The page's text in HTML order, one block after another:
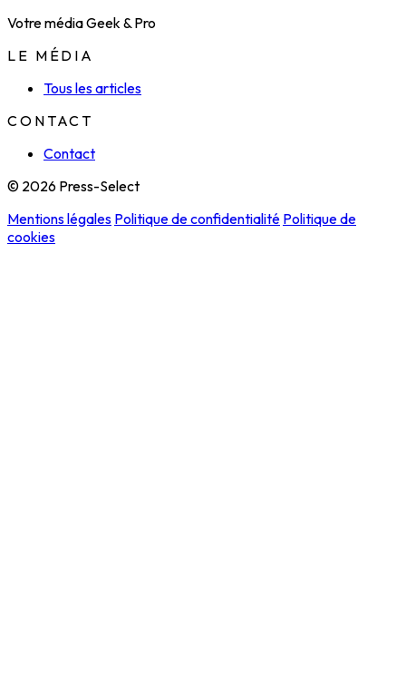
Votre média Geek & Pro
LE MÉDIA
Tous les articles
CONTACT
Contact
© 2026 Press-Select
Mentions légales Politique de confidentialité Politique de
cookies